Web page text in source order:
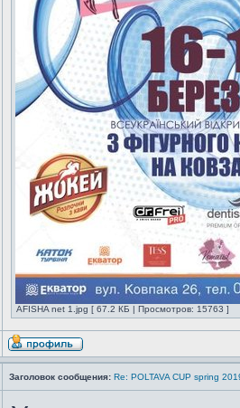
AFISHA net 1.jpg [ 67.2 КБ | Просмотров: 15763 ]
Заголовок сообщения: Re: POLTAVA CUP spring